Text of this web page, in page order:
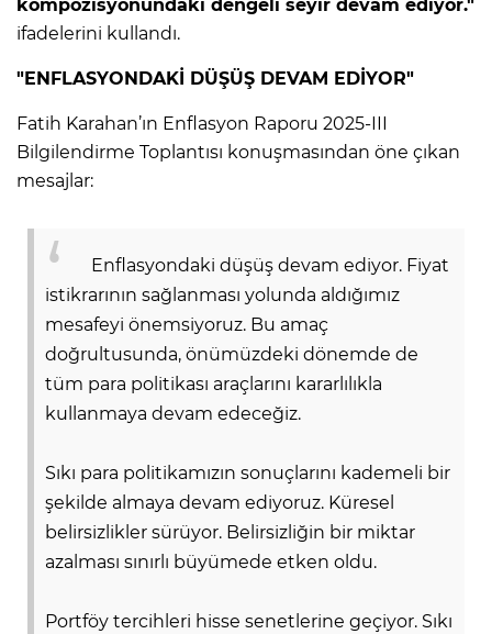
kompozisyonundaki dengeli seyir devam ediyor."
ifadelerini kullandı.
"ENFLASYONDAKİ DÜŞÜŞ DEVAM EDİYOR"
Fatih Karahan’ın Enflasyon Raporu 2025-III
Bilgilendirme Toplantısı konuşmasından öne çıkan
mesajlar:
Enflasyondaki düşüş devam ediyor. Fiyat
istikrarının sağlanması yolunda aldığımız
mesafeyi önemsiyoruz. Bu amaç
doğrultusunda, önümüzdeki dönemde de
tüm para politikası araçlarını kararlılıkla
kullanmaya devam edeceğiz.
Sıkı para politikamızın sonuçlarını kademeli bir
şekilde almaya devam ediyoruz. Küresel
belirsizlikler sürüyor. Belirsizliğin bir miktar
azalması sınırlı büyümede etken oldu.
Portföy tercihleri hisse senetlerine geçiyor. Sıkı